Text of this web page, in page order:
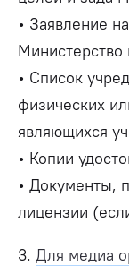
• Заявление
Министерство
• Список
физических
являющихся
• Копии
• Документы,
лицензии
3. Для медиа